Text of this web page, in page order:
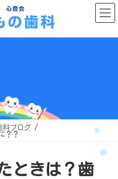
科ブログ
？？
ときは？歯